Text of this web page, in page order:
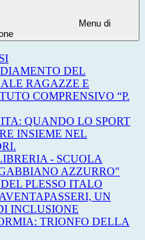
Menu di
DEL
RAGAZZE E
COMPRENSIVO “P.
QUANDO LO SPORT
INSIEME NEL
- SCUOLA
AZZURRO"
PLESSO ITALO
UN
INCLUSIONE
TRIONFO DELLA